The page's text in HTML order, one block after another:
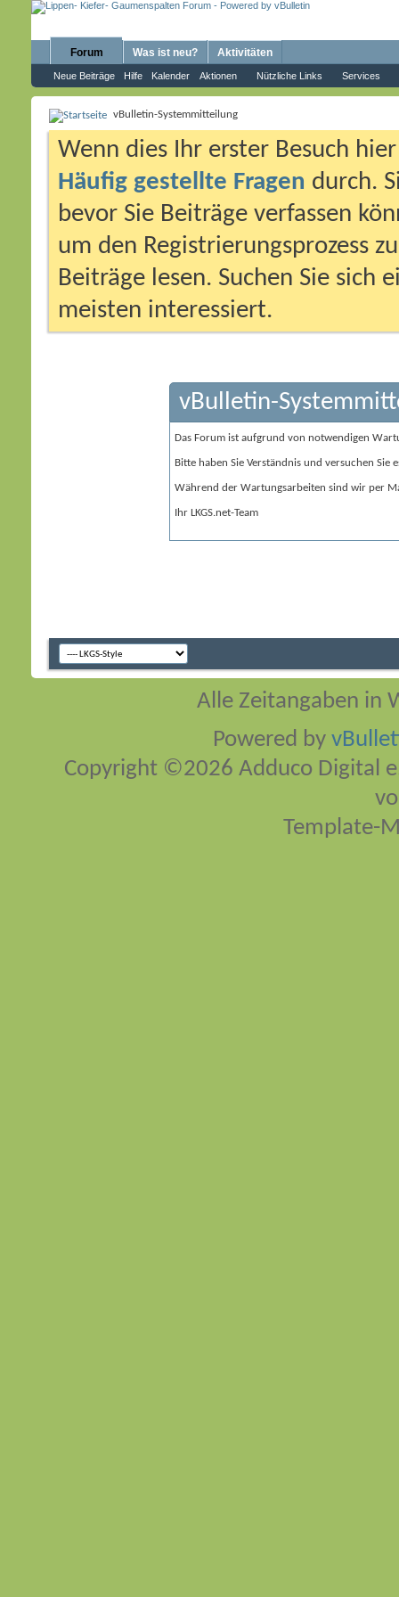
Forum
Neue Beiträge Hilfe Kalender Aktionen Nützliche Links Services
Was ist neu? Aktivitäten
vBulletin-Systemmitteilung
Wenn dies Ihr erster Besuch
Häufig gestellte Fragen durch.
bevor Sie Beiträge verfassen
um den Registrierungsprozess
Beiträge lesen. Suchen Sie sich
meisten interessiert.
vBulletin-
Das Forum ist aufgrund von notwendigen
Bitte haben Sie Verständnis und versuchen Sie
Während der Wartungsarbeiten sind wir per
Ihr LKGS.net-Team
Alle Zeitangaben in
Powered by
Copyright ©2026 Adduco Digital
Template-